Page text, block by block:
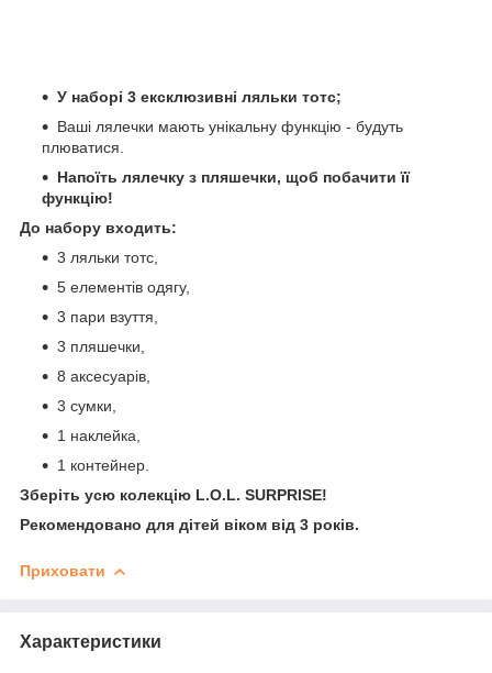
У наборі 3 ексклюзивні ляльки тотс;
Ваші лялечки мають унікальну функцію - будуть
плюватися.
Напоїть лялечку з пляшечки, щоб побачити її
функцію!
До набору входить:
3 ляльки тотс,
5 елементів одягу,
3 пари взуття,
3 пляшечки,
8 аксесуарів,
3 сумки,
1 наклейка,
1 контейнер.
Зберіть усю колекцію L.O.L. SURPRISE!
Рекомендовано для дітей віком від 3 років.
Приховати
Характеристики